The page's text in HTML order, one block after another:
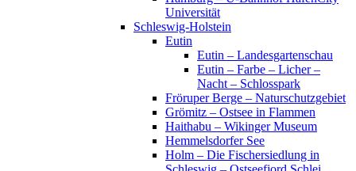
Universität
Schleswig-Holstein
Eutin
Eutin – Landesgartenschau
Eutin – Farbe – Licher –
Nacht – Schlosspark
Fröruper Berge – Naturschutzgebiet
Grömitz – Ostsee in Flammen
Haithabu – Wikinger Museum
Hemmelsdorfer See
Holm – Die Fischersiedlung in